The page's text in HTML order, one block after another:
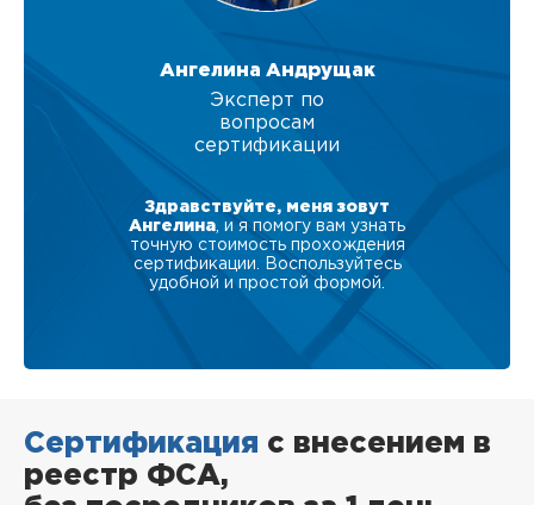
Ангелина Андрущак
Эксперт по
вопросам
сертификации
Здравствуйте, меня зовут
Ангелина , и я помогу вам узнать
точную стоимость прохождения
сертификации. Воспользуйтесь
удобной и простой формой.
Сертификация с внесением в
реестр ФСА,